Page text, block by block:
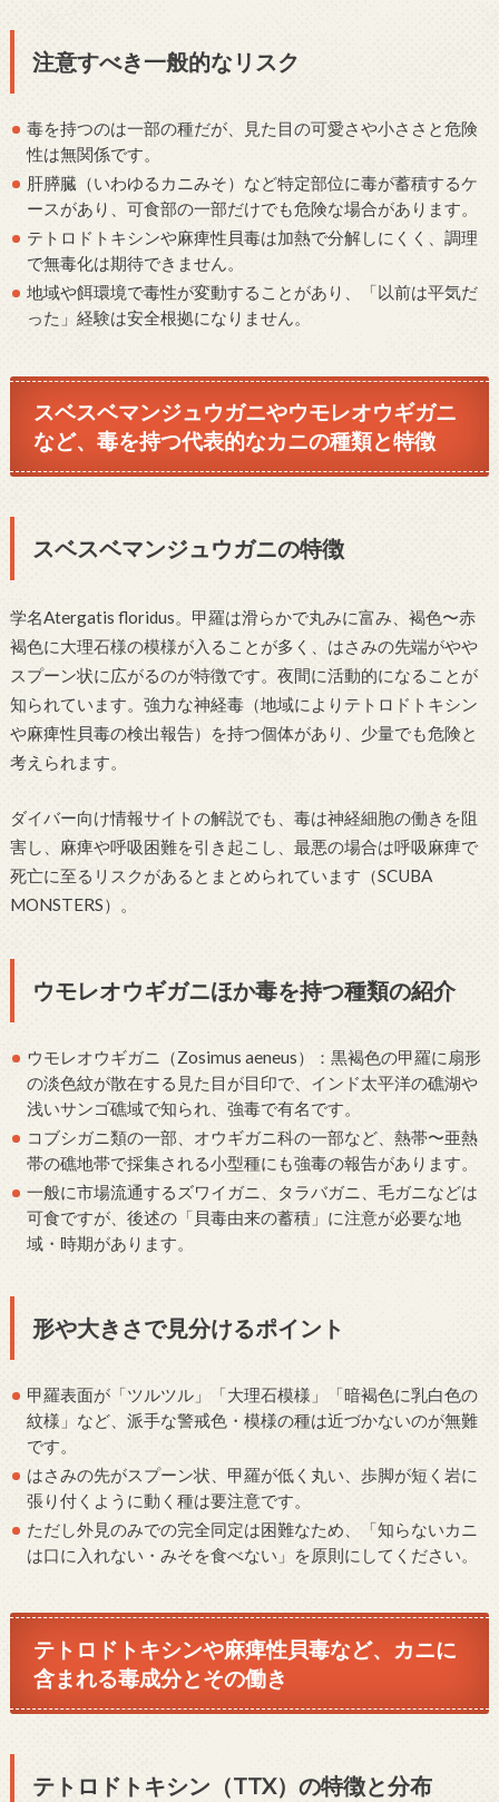
注意すべき一般的なリスク
毒を持つのは一部の種だが、見た目の可愛さや小ささと危険
性は無関係です。
肝膵臓（いわゆるカニみそ）など特定部位に毒が蓄積するケ
ースがあり、可食部の一部だけでも危険な場合があります。
テトロドトキシンや麻痺性貝毒は加熱で分解しにくく、調理
で無毒化は期待できません。
地域や餌環境で毒性が変動することがあり、「以前は平気だ
った」経験は安全根拠になりません。
スベスベマンジュウガニやウモレオウギガニ
など、毒を持つ代表的なカニの種類と特徴
スベスベマンジュウガニの特徴
学名Atergatis floridus。甲羅は滑らかで丸みに富み、褐色〜赤
褐色に大理石様の模様が入ることが多く、はさみの先端がやや
スプーン状に広がるのが特徴です。夜間に活動的になることが
知られています。強力な神経毒（地域によりテトロドトキシン
や麻痺性貝毒の検出報告）を持つ個体があり、少量でも危険と
考えられます。
ダイバー向け情報サイトの解説でも、毒は神経細胞の働きを阻
害し、麻痺や呼吸困難を引き起こし、最悪の場合は呼吸麻痺で
死亡に至るリスクがあるとまとめられています（SCUBA
MONSTERS）。
ウモレオウギガニほか毒を持つ種類の紹介
ウモレオウギガニ（Zosimus aeneus）：黒褐色の甲羅に扇形
の淡色紋が散在する見た目が目印で、インド太平洋の礁湖や
浅いサンゴ礁域で知られ、強毒で有名です。
コブシガニ類の一部、オウギガニ科の一部など、熱帯〜亜熱
帯の礁地帯で採集される小型種にも強毒の報告があります。
一般に市場流通するズワイガニ、タラバガニ、毛ガニなどは
可食ですが、後述の「貝毒由来の蓄積」に注意が必要な地
域・時期があります。
形や大きさで見分けるポイント
甲羅表面が「ツルツル」「大理石模様」「暗褐色に乳白色の
紋様」など、派手な警戒色・模様の種は近づかないのが無難
です。
はさみの先がスプーン状、甲羅が低く丸い、歩脚が短く岩に
張り付くように動く種は要注意です。
ただし外見のみでの完全同定は困難なため、「知らないカニ
は口に入れない・みそを食べない」を原則にしてください。
テトロドトキシンや麻痺性貝毒など、カニに
含まれる毒成分とその働き
テトロドトキシン（TTX）の特徴と分布